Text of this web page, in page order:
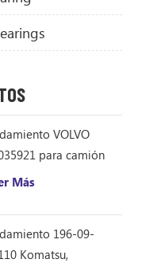
VOLVO
para camión
articulado
Más
196-09-
Komatsu,